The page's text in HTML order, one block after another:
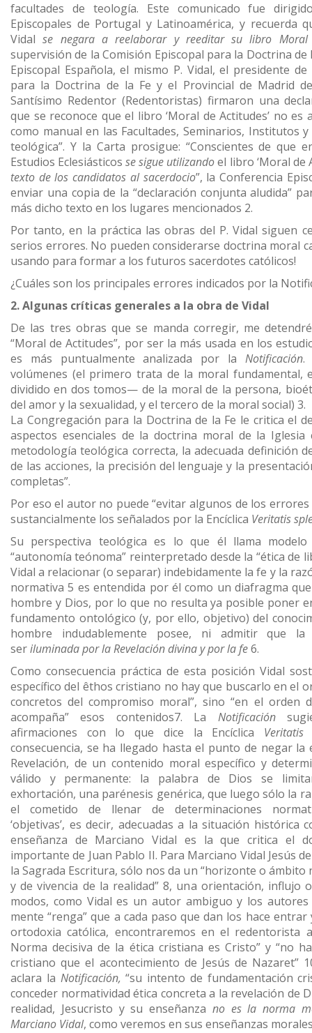
facultades de teología. Este comunicado fue
Episcopales de Portugal y Latinoamérica, y recuerda
Vidalse negara a reelaborar y reeditar su libro Moral
supervisión de la Comisión Episcopal para la Doctrina de
Episcopal Española, el mismo P. Vidal, el presidente
para la Doctrina de la Fe y el Provincial de Madrid
Santísimo Redentor (Redentoristas) firmaron una
que se reconoce que el libro ‘Moral de Actitudes’ no
como manual en las Facultades, Seminarios, Institutos
teológica”. Y la Carta prosigue: “Conscientes de que
Estudios Eclesiásticosse sigue utilizandoel libro ‘Moral de
texto de los candidatos al sacerdocio”, la Conferencia
enviar una copia de la “declaración conjunta aludida”
más dicho texto en los lugares mencionados 2.
Por tanto, en la práctica las obras del P. Vidal siguen
serios errores. No pueden considerarse doctrina moral
usando para formar a los futuros sacerdotes católicos!
¿Cuáles son los principales errores indicados por la
2. Algunas críticas generales a la obra de Vidal
De las tres obras que se manda corregir, me
“Moral de Actitudes”, por ser la más usada en los
es más puntualmente analizada por la Notificación.
volúmenes (el primero trata de la moral fundamental,
dividido en dos tomos— de la moral de la persona,
del amor y la sexualidad, y el tercero de la moral social) 3.
La Congregación para la Doctrina de la Fe le critica el
aspectos esenciales de la doctrina moral de la Iglesia
metodología teológica correcta, la adecuada definición
de las acciones, la precisión del lenguaje y la
completas”.
Por eso el autor no puede “evitar algunos de los
sustancialmente los señalados por la Encíclica Veritatis
Su perspectiva teológica es lo que él llama
“autonomía teónoma” reinterpretado desde la “ética de
Vidal a relacionar (o separar) indebidamente la fe y la
normativa 5 es entendida por él como un diafragma
hombre y Dios, por lo que no resulta ya posible poner
fundamento ontológico (y, por ello, objetivo) del
hombre indudablemente posee, ni admitir que
seriluminada por la Revelación divina y por la fe6.
Como consecuencia práctica de esta posición Vidal
específico del êthos cristiano no hay que buscarlo en el
concretos del compromiso moral”, sino “en el orden
acompaña” esos contenidos7. La Notificación
afirmaciones con lo que dice la Encíclica Veritatis
consecuencia, se ha llegado hasta el punto de negar la
Revelación, de un contenido moral específico y
válido y permanente: la palabra de Dios se
exhortación, una parénesis genérica, que luego sólo la
el cometido de llenar de determinaciones
‘objetivas’, es decir, adecuadas a la situación histórica
enseñanza de Marciano Vidal es la que critica el
importante de Juan Pablo II. Para Marciano Vidal Jesús
la Sagrada Escritura, sólo nos da un “horizonte o ámbito
y de vivencia de la realidad” 8, una orientación, influjo
modos, como Vidal es un autor ambiguo y los
mente “renga” que a cada paso que dan los hace
ortodoxia católica, encontraremos en el redentorista
Norma decisiva de la ética cristiana es Cristo” y “no
cristiano que el acontecimiento de Jesús de Nazaret”
aclara la Notificación, “su intento de fundamentación
conceder normatividad ética concreta a la revelación de
realidad, Jesucristo y su enseñanza no es la norma
Marciano Vidal, como veremos en sus enseñanzas